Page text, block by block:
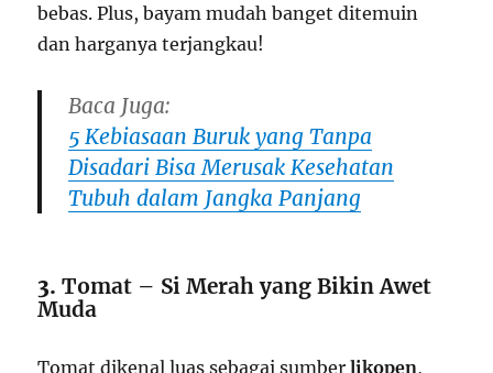
bebas. Plus, bayam mudah banget ditemuin
dan harganya terjangkau!
Baca Juga:
5 Kebiasaan Buruk yang Tanpa
Disadari Bisa Merusak Kesehatan
Tubuh dalam Jangka Panjang
3.Tomat – Si Merah yang Bikin Awet
Muda
Tomat dikenal luas sebagai sumberlikopen,